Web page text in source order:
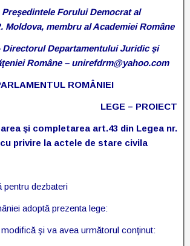
Preşedintele Forului Democrat al
Moldova, membru al Academiei Române
Directorul Departamentului Juridic şi
Române – unirefdrm@yahoo.com
ROMÂNIEI
LEGE – PROIECT
şi completarea art.43 din Legea nr.
cu privire la actele de stare civila
dezbateri
adoptă prezenta lege:
şi va avea următorul conţinut: